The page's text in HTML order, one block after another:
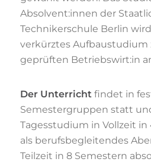
Absolvent:innen der
Technikerschule Berlin
verkürztes Aufbaustudium
geprüften Betriebswirt:in
Der Unterrichtfindet in
Semestergruppen statt
Tagesstudium in Vollzeit
als berufsbegleitendes
Teilzeit in 8 Semestern